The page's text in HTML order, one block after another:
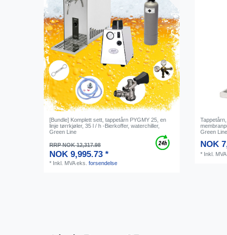
[Bundle] Komplett sett, tappetårn PYGMY 25, en
linje tørrkjøler, 35 l / h -Bierkoffer, waterchiller,
Green Line
RRP NOK 12,317.98
NOK 9,995.73 *
* Inkl. MVAeks.forsendelse
Green Line
NOK
* Inkl. MVA